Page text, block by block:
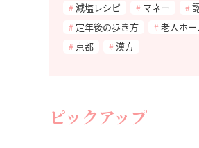
減塩レシピ
マネー
定年後の歩き方
老人ホー
京都
漢方
ピックアップ